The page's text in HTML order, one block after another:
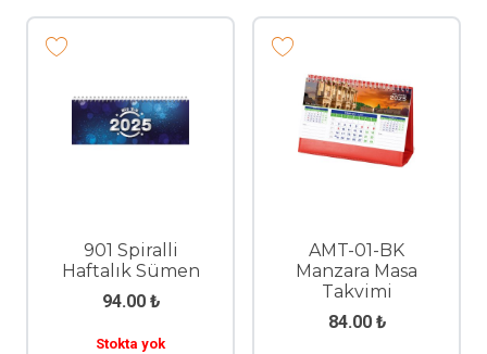
901 Spiralli
Haftalık Sümen
94.00 ₺
Stokta yok
AMT-01-BK
Manzara Masa
Takvimi
84.00 ₺